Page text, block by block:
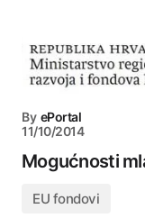
By ePortal
11/10/2014
Mogućnosti
EU fondovi